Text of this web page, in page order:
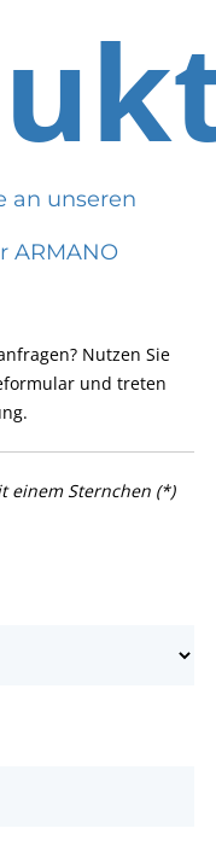
an unseren
ARMANO
Nutzen Sie
und treten
einem Sternchen (*)